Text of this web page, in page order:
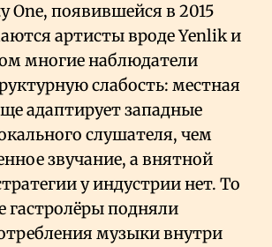
One, появившейся в 2015
артисты вроде Yenlik и
многие наблюдатели
слабость: местная
адаптирует западные
слушателя, чем
звучание, а внятной
у индустрии нет. То
гастролёры подняли
музыки внутри